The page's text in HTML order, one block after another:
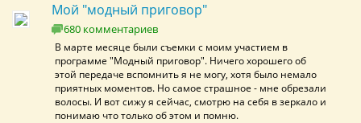
Мой "модный приговор"
680 комментариев
В марте месяце были съемки с моим участием в
программе "Модный приговор". Ничего хорошего об
этой передаче вспомнить я не могу, хотя было немало
приятных моментов. Но самое страшное - мне обрезали
волосы. И вот сижу я сейчас, смотрю на себя в зеркало и
понимаю что только об этом и помню.